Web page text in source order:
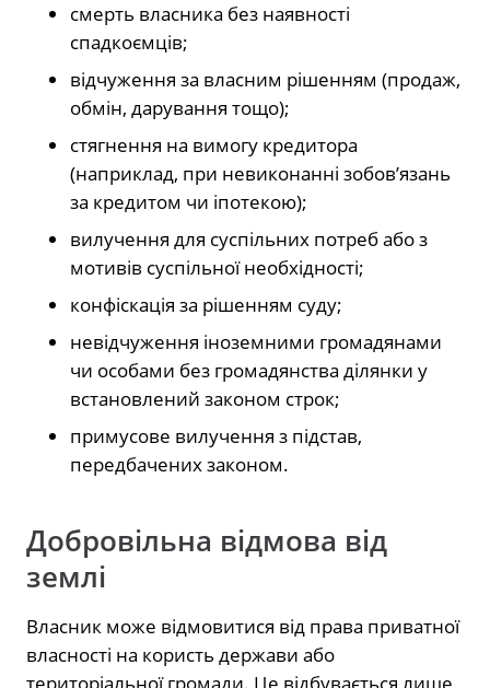
смерть власника без наявності
спадкоємців;
відчуження за власним рішенням (продаж,
обмін, дарування тощо);
стягнення на вимогу кредитора
(наприклад, при невиконанні зобов’язань
за кредитом чи іпотекою);
вилучення для суспільних потреб або з
мотивів суспільної необхідності;
конфіскація за рішенням суду;
невідчуження іноземними громадянами
чи особами без громадянства ділянки у
встановлений законом строк;
примусове вилучення з підстав,
передбачених законом.
Добровільна відмова від
землі
Власник може відмовитися від права приватної
власності на користь держави або